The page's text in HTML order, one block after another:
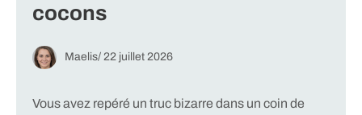
cocons
Maelis/ 22 juillet 2026
Vous avez repéré un truc bizarre dans un coin de